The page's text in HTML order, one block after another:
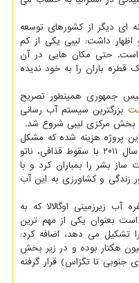
ای دیگر از کشورهای توسعه
داشت: لیبی یکی از کم
حتی مکان هایی در آن
باران را به خود ندیده
جمهوری همینطور تصریح
بزرگترین سیستم آب رسانی
بخش مرکزی لیبی شروع شد.
دلار در این پروژه هزینه شده که مشکل
کم آبی لیبی را حل کند. اما در جولای سال ۲۰۱۱ با سقوط قذافی، ناتو
بشر را بمباران کرد و با
منظور زندگی و کشاورزی به این آب
آب زیرزمینی اوگالالا که به
بعنوان یکی از مهم ترین
را تشکیل می دهد، اضافه کرد:
آبخوان بزرگ بالغ بر ۴۵ میلیون هکتار بوده و در زیر بخش
از داکوتای جنوبی تا تگزاس) قرار گرفته